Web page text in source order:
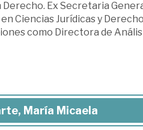
Ex Secretaria
Ciencias Jurídicas y
como Directora de
María Micaela